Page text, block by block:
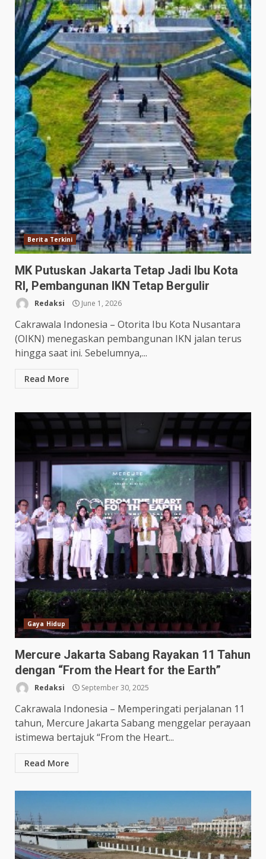
Berita Terkini
MK Putuskan Jakarta Tetap Jadi Ibu Kota
RI, Pembangunan IKN Tetap Bergulir
Redaksi June 1, 2026
Cakrawala Indonesia – Otorita Ibu Kota Nusantara
(OIKN) menegaskan pembangunan IKN jalan terus
hingga saat ini. Sebelumnya,...
Read More
Gaya Hidup
Mercure Jakarta Sabang Rayakan 11 Tahun
dengan “From the Heart for the Earth”
Redaksi September 30, 2025
Cakrawala Indonesia – Memperingati perjalanan 11
tahun, Mercure Jakarta Sabang menggelar perayaan
istimewa bertajuk “From the Heart...
Read More